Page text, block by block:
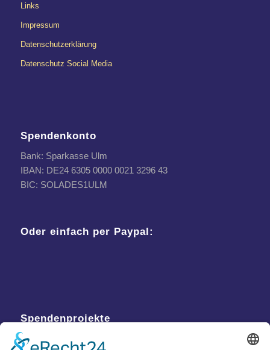
Links
Impressum
Datenschutzerklärung
Datenschutz Social Media
Spendenkonto
Bank: Sparkasse Ulm
IBAN: DE24 6305 0000 0021 3296 43
BIC: SOLADES1ULM
Oder einfach per Paypal:
Spendenprojekte